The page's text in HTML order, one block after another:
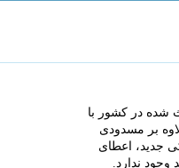
شده در کشور با
بر مسدودی
جدید، اعطای
ندارد.